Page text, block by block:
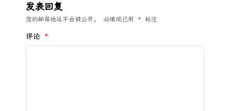
发表回复
您的邮箱地址不会被公开。 必填项已用 * 标注
评论 *